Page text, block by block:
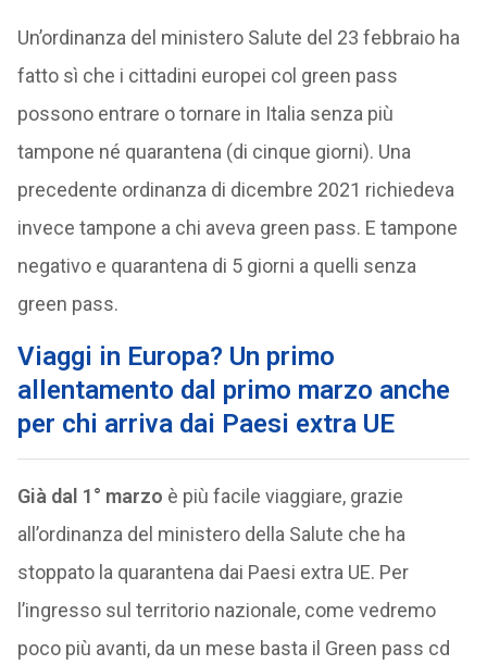
Un’ordinanza del ministero Salute del 23 febbraio ha
fatto sì che i cittadini europei col green pass
possono entrare o tornare in Italia senza più
tampone né quarantena (di cinque giorni). Una
precedente ordinanza di dicembre 2021 richiedeva
invece tampone a chi aveva green pass. E tampone
negativo e quarantena di 5 giorni a quelli senza
green pass.
Viaggi in Europa? Un primo
allentamento dal primo marzo anche
per chi arriva dai Paesi extra UE
Già dal 1° marzo è più facile viaggiare, grazie
all’ordinanza del ministero della Salute che ha
stoppato la quarantena dai Paesi extra UE. Per
l’ingresso sul territorio nazionale, come vedremo
poco più avanti, da un mese basta il Green pass cd